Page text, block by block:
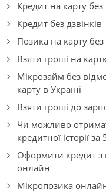
Кредит на карту без
Кредит без дзвінків
Позика на карту без
Взяти гроші на
Мікрозайм без
карту в Україні
Взяти гроші до
Чи можливо
кредитної історії
Оформити кредит з
онлайн
Мікропозика